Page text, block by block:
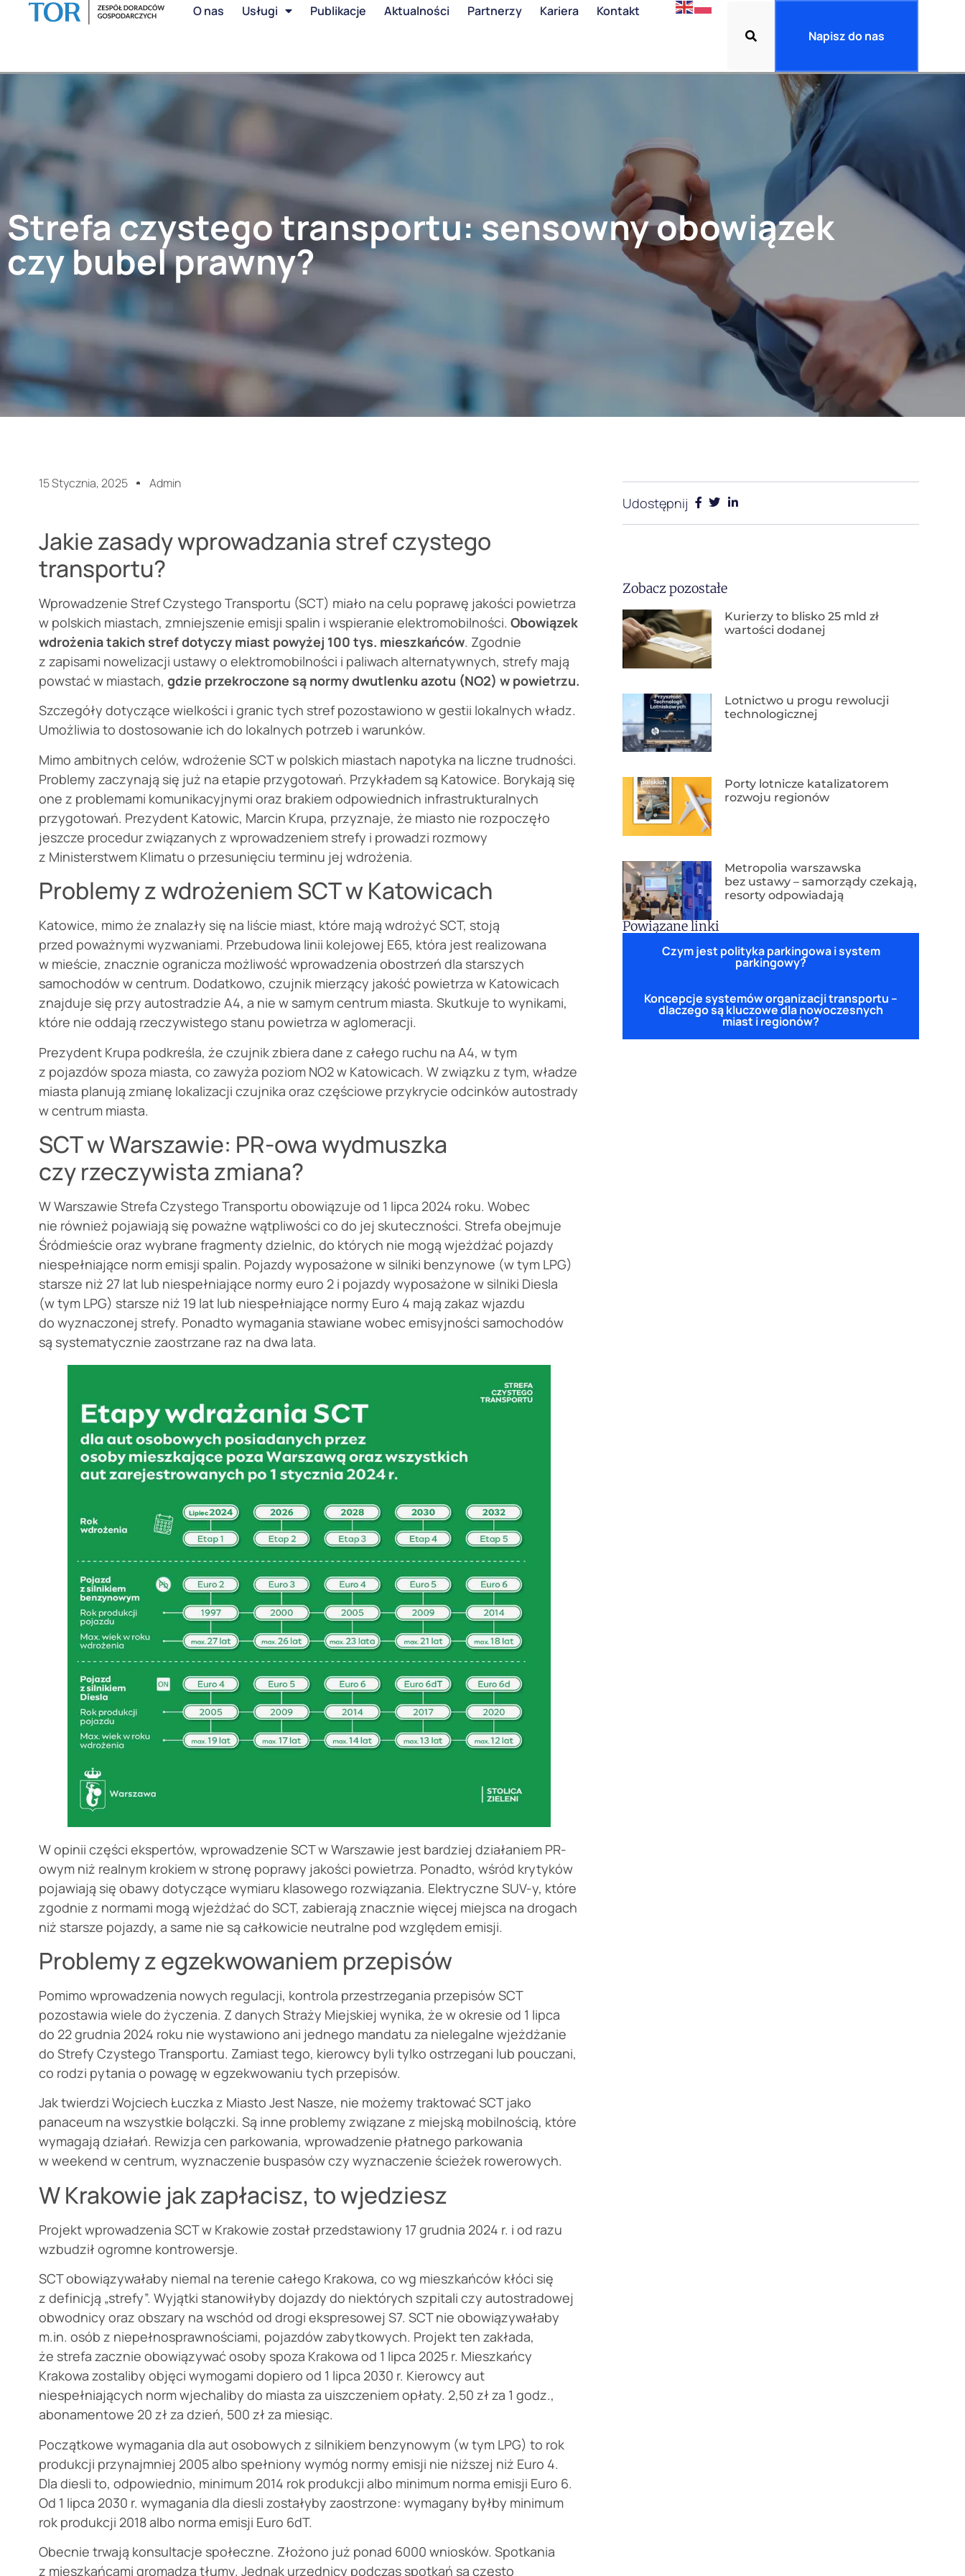
O nas Usługi Publikacje Aktualności Partnerzy Kariera
Kontakt
Napisz do nas
Strefa czystego transportu: sensowny obowiązek
czy bubel prawny?
15 Stycznia, 2025 Admin
Jakie zasady wprowadzania stref czystego
transportu?
Wprowadzenie Stref Czystego Transportu (SCT) miało na celu poprawę jakości powietrza
w polskich miastach, zmniejszenie emisji spalin i wspieranie elektromobilności. Obowiązek
wdrożenia takich stref dotyczy miast powyżej 100 tys. mieszkańców. Zgodnie
z zapisami nowelizacji ustawy o elektromobilności i paliwach alternatywnych, strefy mają
powstać w miastach, gdzie przekroczone są normy dwutlenku azotu (NO2) w powietrzu.
Szczegóły dotyczące wielkości i granic tych stref pozostawiono w gestii lokalnych władz.
Umożliwia to dostosowanie ich do lokalnych potrzeb i warunków.
Mimo ambitnych celów, wdrożenie SCT w polskich miastach napotyka na liczne trudności.
Problemy zaczynają się już na etapie przygotowań. Przykładem są Katowice. Borykają się
one z problemami komunikacyjnymi oraz brakiem odpowiednich infrastrukturalnych
przygotowań. Prezydent Katowic, Marcin Krupa, przyznaje, że miasto nie rozpoczęło
jeszcze procedur związanych z wprowadzeniem strefy i prowadzi rozmowy
z Ministerstwem Klimatu o przesunięciu terminu jej wdrożenia.
Problemy z wdrożeniem SCT w Katowicach
Katowice, mimo że znalazły się na liście miast, które mają wdrożyć SCT, stoją
przed poważnymi wyzwaniami. Przebudowa linii kolejowej E65, która jest realizowana
w mieście, znacznie ogranicza możliwość wprowadzenia obostrzeń dla starszych
samochodów w centrum. Dodatkowo, czujnik mierzący jakość powietrza w Katowicach
znajduje się przy autostradzie A4, a nie w samym centrum miasta. Skutkuje to wynikami,
które nie oddają rzeczywistego stanu powietrza w aglomeracji.
Prezydent Krupa podkreśla, że czujnik zbiera dane z całego ruchu na A4, w tym
z pojazdów spoza miasta, co zawyża poziom NO2 w Katowicach. W związku z tym, władze
miasta planują zmianę lokalizacji czujnika oraz częściowe przykrycie odcinków autostrady
w centrum miasta.
SCT w Warszawie: PR-owa wydmuszka
czy rzeczywista zmiana?
W Warszawie Strefa Czystego Transportu obowiązuje od 1 lipca 2024 roku. Wobec
nie również pojawiają się poważne wątpliwości co do jej skuteczności. Strefa obejmuje
Śródmieście oraz wybrane fragmenty dzielnic, do których nie mogą wjeżdżać pojazdy
niespełniające norm emisji spalin. Pojazdy wyposażone w silniki benzynowe (w tym LPG)
starsze niż 27 lat lub niespełniające normy euro 2 i pojazdy wyposażone w silniki Diesla
(w tym LPG) starsze niż 19 lat lub niespełniające normy Euro 4 mają zakaz wjazdu
do wyznaczonej strefy. Ponadto wymagania stawiane wobec emisyjności samochodów
są systematycznie zaostrzane raz na dwa lata.
W opinii części ekspertów, wprowadzenie SCT w Warszawie jest bardziej działaniem PR-
owym niż realnym krokiem w stronę poprawy jakości powietrza. Ponadto, wśród krytyków
pojawiają się obawy dotyczące wymiaru klasowego rozwiązania. Elektryczne SUV-y, które
zgodnie z normami mogą wjeżdżać do SCT, zabierają znacznie więcej miejsca na drogach
niż starsze pojazdy, a same nie są całkowicie neutralne pod względem emisji.
Problemy z egzekwowaniem przepisów
Pomimo wprowadzenia nowych regulacji, kontrola przestrzegania przepisów SCT
pozostawia wiele do życzenia. Z danych Straży Miejskiej wynika, że w okresie od 1 lipca
do 22 grudnia 2024 roku nie wystawiono ani jednego mandatu za nielegalne wjeżdżanie
do Strefy Czystego Transportu. Zamiast tego, kierowcy byli tylko ostrzegani lub pouczani,
co rodzi pytania o powagę w egzekwowaniu tych przepisów.
Jak twierdzi Wojciech Łuczka z Miasto Jest Nasze, nie możemy traktować SCT jako
panaceum na wszystkie bolączki. Są inne problemy związane z miejską mobilnością, które
wymagają działań. Rewizja cen parkowania, wprowadzenie płatnego parkowania
w weekend w centrum, wyznaczenie buspasów czy wyznaczenie ścieżek rowerowych.
W Krakowie jak zapłacisz, to wjedziesz
Projekt wprowadzenia SCT w Krakowie został przedstawiony 17 grudnia 2024 r. i od razu
wzbudził ogromne kontrowersje.
SCT obowiązywałaby niemal na terenie całego Krakowa, co wg mieszkańców kłóci się
z definicją „strefy”. Wyjątki stanowiłyby dojazdy do niektórych szpitali czy autostradowej
obwodnicy oraz obszary na wschód od drogi ekspresowej S7. SCT nie obowiązywałaby
m.in. osób z niepełnosprawnościami, pojazdów zabytkowych. Projekt ten zakłada,
że strefa zacznie obowiązywać osoby spoza Krakowa od 1 lipca 2025 r. Mieszkańcy
Krakowa zostaliby objęci wymogami dopiero od 1 lipca 2030 r. Kierowcy aut
niespełniających norm wjechaliby do miasta za uiszczeniem opłaty. 2,50 zł za 1 godz.,
abonamentowe 20 zł za dzień, 500 zł za miesiąc.
Początkowe wymagania dla aut osobowych z silnikiem benzynowym (w tym LPG) to rok
produkcji przynajmniej 2005 albo spełniony wymóg normy emisji nie niższej niż Euro 4.
Dla diesli to, odpowiednio, minimum 2014 rok produkcji albo minimum norma emisji Euro 6.
Od 1 lipca 2030 r. wymagania dla diesli zostałyby zaostrzone: wymagany byłby minimum
rok produkcji 2018 albo norma emisji Euro 6dT.
Obecnie trwają konsultacje społeczne. Złożono już ponad 6000 wniosków. Spotkania
z mieszkańcami gromadzą tłumy. Jednak urzędnicy podczas spotkań są często
Udostępnij
Zobacz pozostałe
Kurierzy to blisko 25 mld zł
wartości dodanej
Lotnictwo u progu rewolucji
technologicznej
Porty lotnicze katalizatorem
rozwoju regionów
Metropolia warszawska
bez ustawy – samorządy czekają,
resorty odpowiadają
Powiązane linki
Czym jest polityka parkingowa i system
parkingowy?
Koncepcje systemów organizacji transportu –
dlaczego są kluczowe dla nowoczesnych
miast i regionów?